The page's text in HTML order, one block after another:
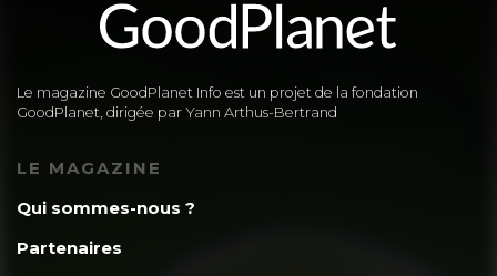
Le magazine GoodPlanet Info est un projet de la fondation
GoodPlanet, dirigée par Yann Arthus-Bertrand
LE MAGAZINE
Qui sommes-nous ?
Partenaires